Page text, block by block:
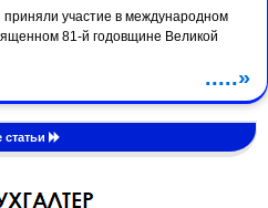
участие в международном
81-й годовщине Великой
.....»
статьи